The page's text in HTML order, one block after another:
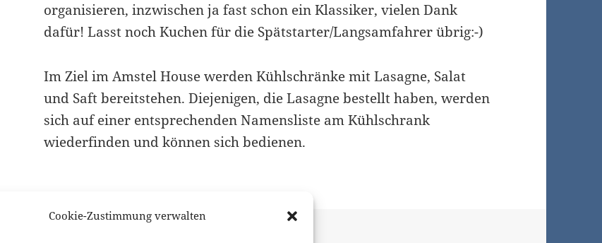
Cookie-Zustimmung verwalten
organisieren, inzwischen ja fast schon ein Klassiker, vielen Dank
dafür! Lasst noch Kuchen für die Spätstarter/Langsamfahrer übrig:-)
Im Ziel im Amstel House werden Kühlschränke mit Lasagne, Salat
und Saft bereitstehen. Diejenigen, die Lasagne bestellt haben, werden
sich auf einer entsprechenden Namensliste am Kühlschrank
wiederfinden und können sich bedienen.